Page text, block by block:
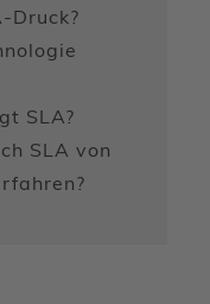
Druck?
SLA?
SLA von